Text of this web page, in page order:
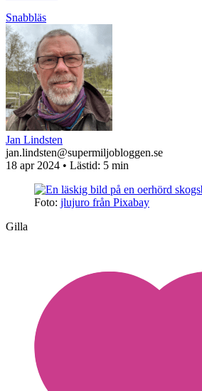
Snabbläs
Jan Lindsten
jan.lindsten@supermiljobloggen.se
18 apr 2024 • Lästid: 5 min
Foto: jlujuro från Pixabay
Gilla